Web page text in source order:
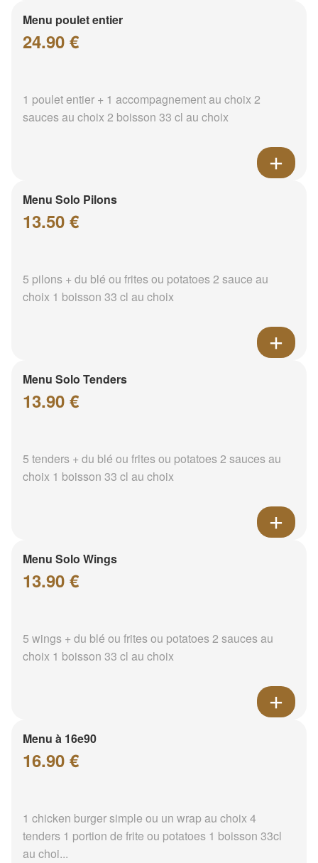
Menu poulet entier
24.90 €
1 poulet entier + 1 accompagnement au choix 2
sauces au choix 2 boisson 33 cl au choix
Menu Solo Pilons
13.50 €
5 pilons + du blé ou frites ou potatoes 2 sauce au
choix 1 boisson 33 cl au choix
Menu Solo Tenders
13.90 €
5 tenders + du blé ou frites ou potatoes 2 sauces au
choix 1 boisson 33 cl au choix
Menu Solo Wings
13.90 €
5 wings + du blé ou frites ou potatoes 2 sauces au
choix 1 boisson 33 cl au choix
Menu à 16e90
16.90 €
1 chicken burger simple ou un wrap au choix 4
tenders 1 portion de frite ou potatoes 1 boisson 33cl
au choi...